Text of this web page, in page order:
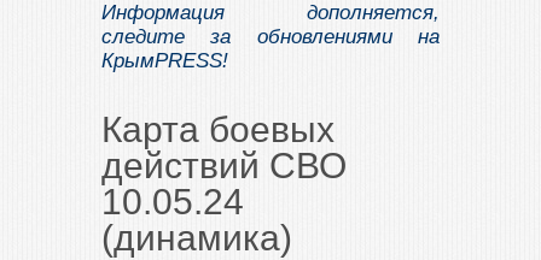
Информация дополняется,
следите за обновлениями на
КрымPRESS!
Карта боевых
действий СВО
10.05.24
(динамика)